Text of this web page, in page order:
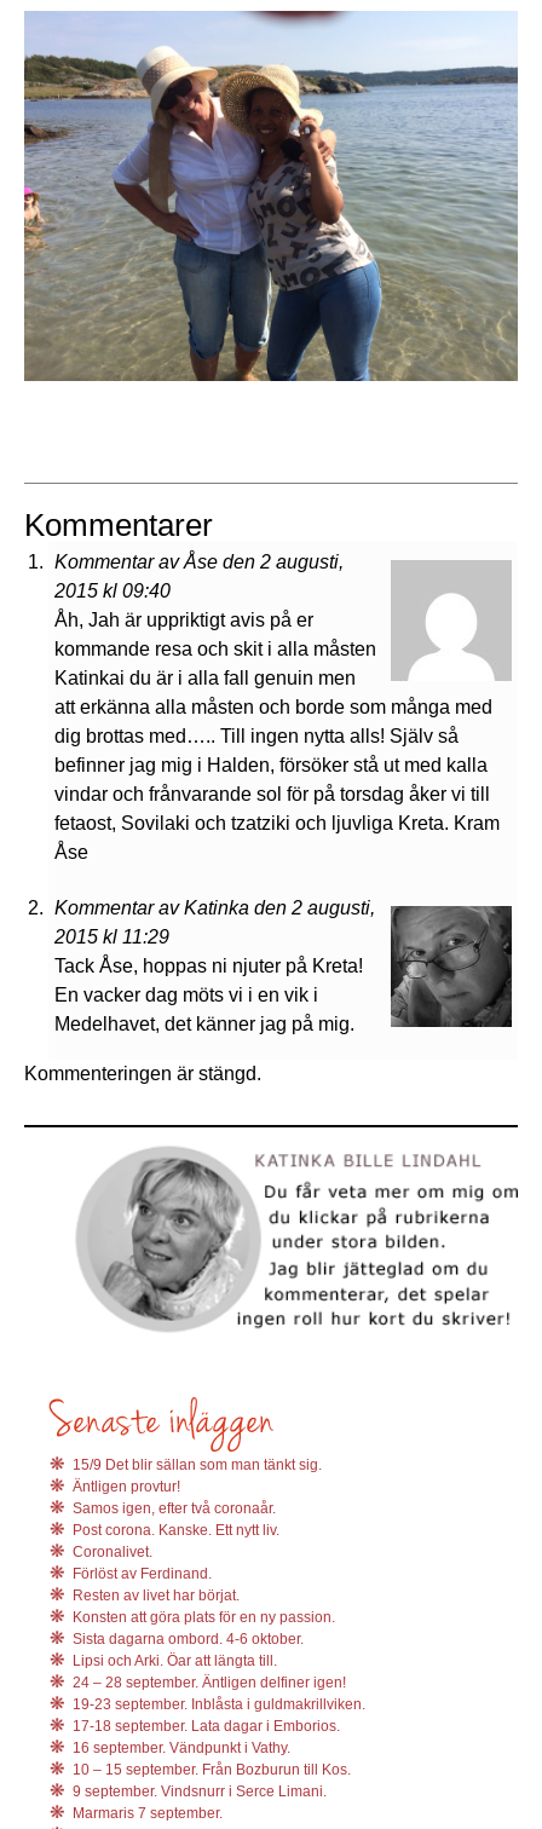
Kommentarer
Kommentar av Åse den 2 augusti,
2015 kl 09:40
Åh, Jah är uppriktigt avis på er
kommande resa och skit i alla måsten
Katinkai du är i alla fall genuin men
att erkänna alla måsten och borde som många med
dig brottas med….. Till ingen nytta alls! Själv så
befinner jag mig i Halden, försöker stå ut med kalla
vindar och frånvarande sol för på torsdag åker vi till
fetaost, Sovilaki och tzatziki och ljuvliga Kreta. Kram
Åse
Kommentar av Katinka den 2 augusti,
2015 kl 11:29
Tack Åse, hoppas ni njuter på Kreta!
En vacker dag möts vi i en vik i
Medelhavet, det känner jag på mig.
Kommenteringen är stängd.
15/9 Det blir sällan som man tänkt sig.
Äntligen provtur!
Samos igen, efter två coronaår.
Post corona. Kanske. Ett nytt liv.
Coronalivet.
Förlöst av Ferdinand.
Resten av livet har börjat.
Konsten att göra plats för en ny passion.
Sista dagarna ombord. 4-6 oktober.
Lipsi och Arki. Öar att längta till.
24 – 28 september. Äntligen delfiner igen!
19-23 september. Inblåsta i guldmakrillviken.
17-18 september. Lata dagar i Emborios.
16 september. Vändpunkt i Vathy.
10 – 15 september. Från Bozburun till Kos.
9 september. Vindsnurr i Serce Limani.
Marmaris 7 september.